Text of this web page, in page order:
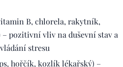
B, chlorela, rakytník,
pozitivní vliv na duševní stav a
stresu
hořčík, kozlík lékařský) –